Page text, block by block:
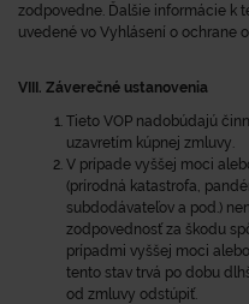
zodpovedne. Ďalšie informácie k
uvedené vo Vyhlásení o ochrane
VIII. Záverečné ustanovenia
Tieto VOP nadobúdajú
uzavretím kúpnej zmluvy.
V prípade vyššej moci
(prírodná katastrofa,
subdodávateľov a pod.)
zodpovednosť za škodu
prípadmi vyššej moci
tento stav trvá po dobu
od zmluvy odstúpiť.